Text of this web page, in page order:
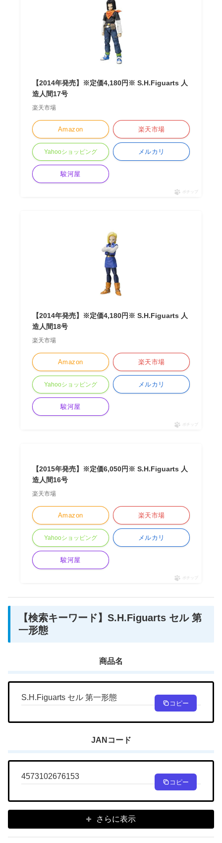
【2014年発売】※定価4,180円※ S.H.Figuarts 人
造人間17号
楽天市場
Amazon 楽天市場
Yahooショッピング メルカリ
駿河屋
ポチップ
【2014年発売】※定価4,180円※ S.H.Figuarts 人
造人間18号
楽天市場
Amazon 楽天市場
Yahooショッピング メルカリ
駿河屋
ポチップ
【2015年発売】※定価6,050円※ S.H.Figuarts 人
造人間16号
楽天市場
Amazon 楽天市場
Yahooショッピング メルカリ
駿河屋
ポチップ
【検索キーワード】S.H.Figuarts セル 第
一形態
商品名
S.H.Figuarts セル 第一形態
コピー
JANコード
4573102676153
コピー
さらに表示